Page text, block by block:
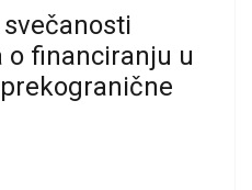
o financiranju u